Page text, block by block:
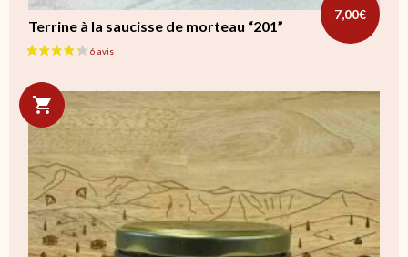
Terrine à la saucisse de morteau “201”
7,00€